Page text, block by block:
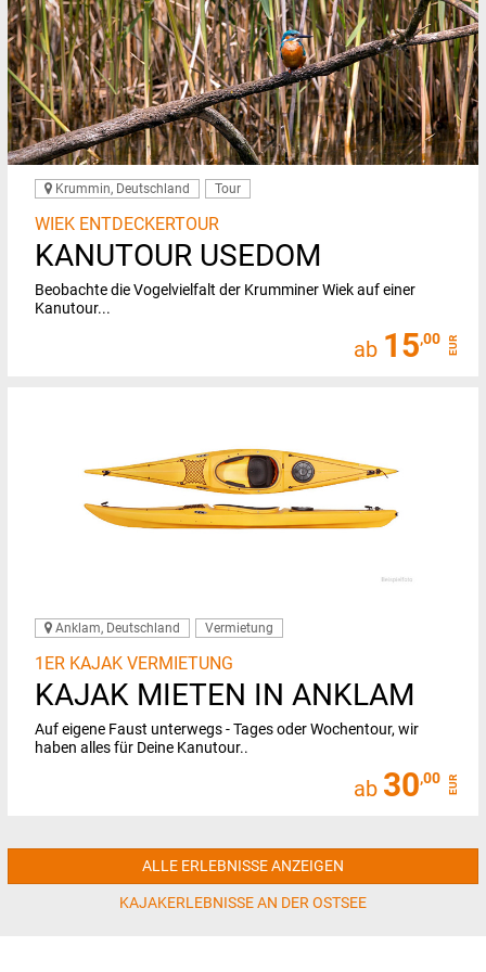
Krummin, Deutschland Tour
WIEK ENTDECKERTOUR
KANUTOUR USEDOM
Beobachte die Vogelvielfalt der Krumminer Wiek auf einer
Kanutour...
ab 15,00 EUR
Anklam, Deutschland Vermietung
1ER KAJAK VERMIETUNG
KAJAK MIETEN IN ANKLAM
Auf eigene Faust unterwegs - Tages oder Wochentour, wir
haben alles für Deine Kanutour..
ab 30,00 EUR
ALLE ERLEBNISSE ANZEIGEN
KAJAKERLEBNISSE AN DER OSTSEE